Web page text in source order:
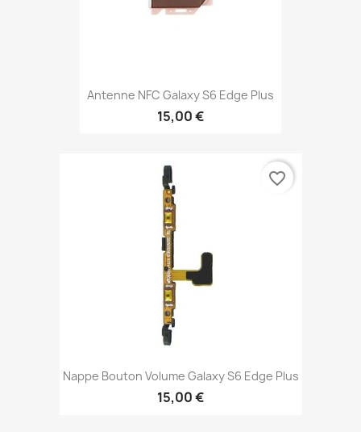
Antenne NFC Galaxy S6 Edge Plus
15,00 €
Nappe Bouton Volume Galaxy S6 Edge Plus
15,00 €
favorite_border